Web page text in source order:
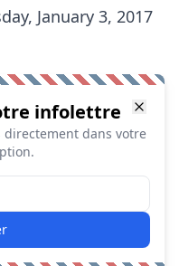
January 3, 2017
infolettre
directement dans votre